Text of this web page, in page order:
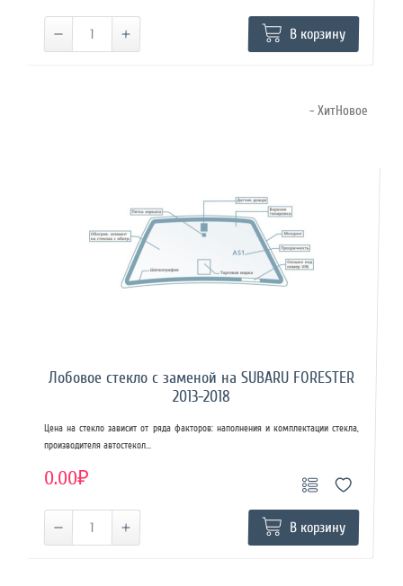
В корзину
- ХитНовое
Лобовое стекло с заменой на SUBARU FORESTER
2013-2018
Цена на стекло зависит от ряда факторов: наполнения и комплектации стекла,
производителя автостекол...
0.00₽
В корзину